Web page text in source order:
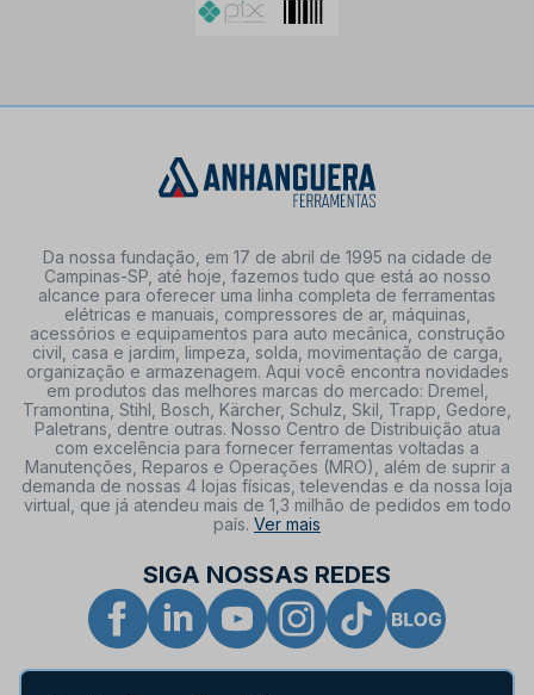
Da nossa fundação, em 17 de abril de 1995 na cidade de
Campinas-SP, até hoje, fazemos tudo que está ao nosso
alcance para oferecer uma linha completa de ferramentas
elétricas e manuais, compressores de ar, máquinas,
acessórios e equipamentos para auto mecânica, construção
civil, casa e jardim, limpeza, solda, movimentação de carga,
organização e armazenagem. Aqui você encontra novidades
em produtos das melhores marcas do mercado: Dremel,
Tramontina, Stihl, Bosch, Kärcher, Schulz, Skil, Trapp, Gedore,
Paletrans, dentre outras. Nosso Centro de Distribuição atua
com excelência para fornecer ferramentas voltadas a
Manutenções, Reparos e Operações (MRO), além de suprir a
demanda de nossas 4 lojas físicas, televendas e da nossa loja
virtual, que já atendeu mais de 1,3 milhão de pedidos em todo
país. Ver mais
SIGA NOSSAS REDES